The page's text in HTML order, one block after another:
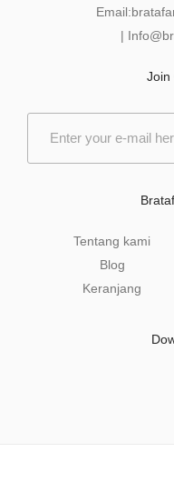
Email:
|
Join
Tentang kami
Blog
Keranjang